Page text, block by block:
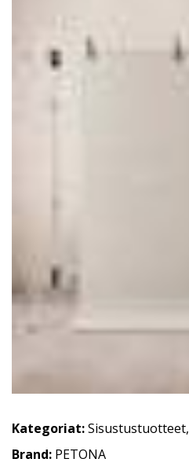
Kategoriat:Sisustustuotteet,
Brand: PETONA